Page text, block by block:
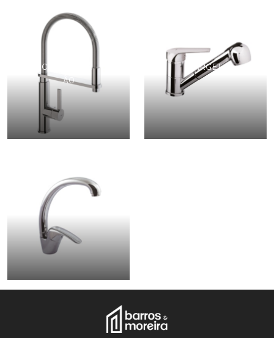
MONOCOMANDOS - BALC
ÃO
TARGET